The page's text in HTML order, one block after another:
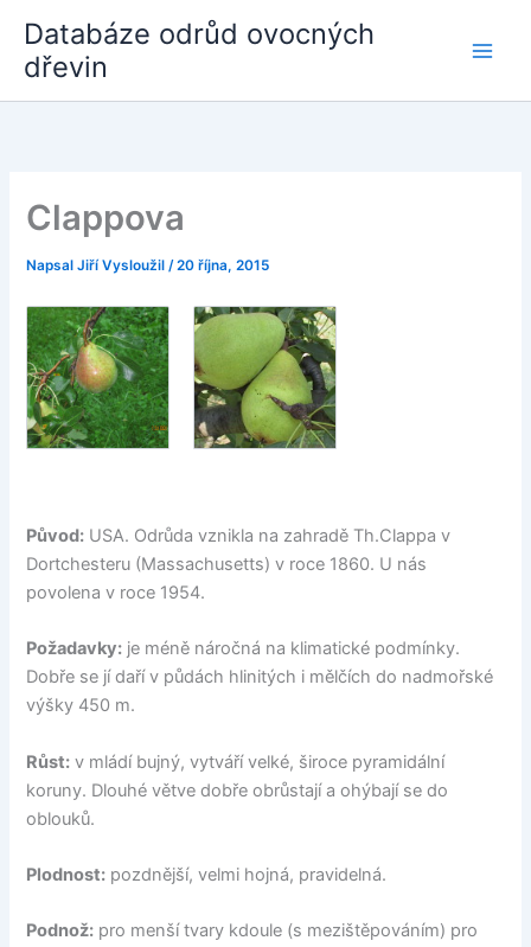
obsah
Databáze odrůd ovocných
dřevin
Clappova
NapsalJiří Vysloužil/20 října, 2015
Původ: USA. Odrůda vznikla na zahradě Th.Clappa v
Dortchesteru (Massachusetts) v roce 1860. U nás
povolena v roce 1954.
Požadavky: je méně náročná na klimatické podmínky.
Dobře se jí daří v půdách hlinitých i mělčích do nadmořské
výšky 450 m.
Růst: v mládí bujný, vytváří velké, široce pyramidální
koruny. Dlouhé větve dobře obrůstají a ohýbají se do
oblouků.
Plodnost: pozdnější, velmi hojná, pravidelná.
Podnož: pro menší tvary kdoule (s mezištěpováním) pro